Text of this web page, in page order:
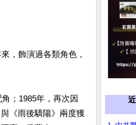
，飾演過各類角色，
；1985年，再次因
《雨後驕陽》兩度獲